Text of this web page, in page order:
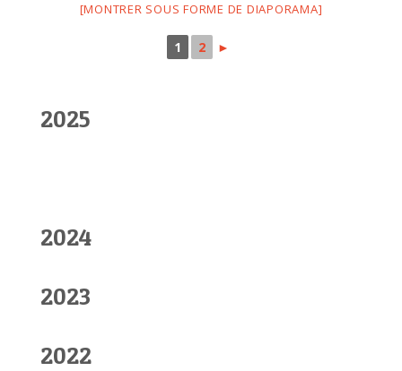
[MONTRER SOUS FORME DE DIAPORAMA]
1 2 ►
2025
2024
2023
2022